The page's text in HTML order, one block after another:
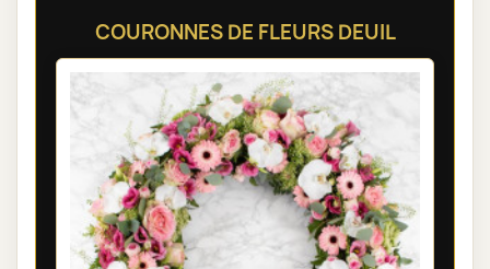
COURONNES DE FLEURS DEUIL